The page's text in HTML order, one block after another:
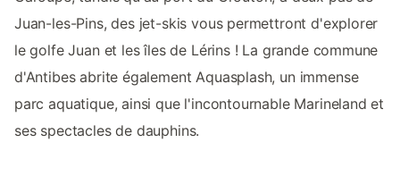
Juan-les-Pins, des jet-skis vous permettront d'explorer
le golfe Juan et les îles de Lérins ! La grande commune
d'Antibes abrite également Aquasplash, un immense
parc aquatique, ainsi que l'incontournable Marineland et
ses spectacles de dauphins.